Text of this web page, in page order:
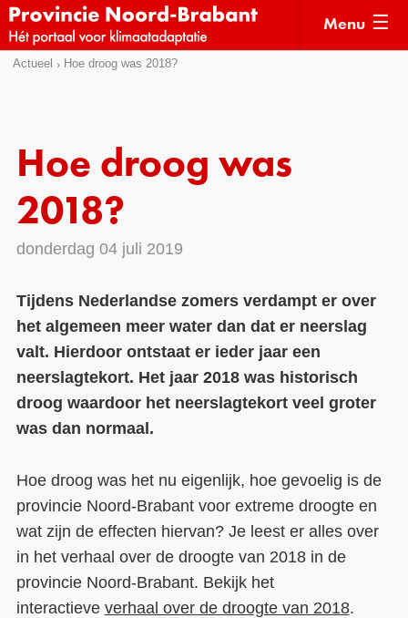
Sla
naar
menu
naar
pagina
inhoud
Menu
Actueel Hoe droog was 2018?
Hoe droog was
2018?
donderdag 04 juli 2019
Tijdens Nederlandse zomers verdampt er over
het algemeen meer water dan dat er neerslag
valt. Hierdoor ontstaat er ieder jaar een
neerslagtekort. Het jaar 2018 was historisch
droog waardoor het neerslagtekort veel groter
was dan normaal.
Hoe droog was het nu eigenlijk, hoe gevoelig is de
provincie Noord-Brabant voor extreme droogte en
wat zijn de effecten hiervan? Je leest er alles over
in het verhaal over de droogte van 2018 in de
provincie Noord-Brabant. Bekijk het
interactieve verhaal over de droogte van 2018.
Actueel
Kennisdossiers
Voorbeelden
Subsidies
Monitoring
Over ons
LIFE-IP Klimaatadaptatie
Weerbaar Dommelland